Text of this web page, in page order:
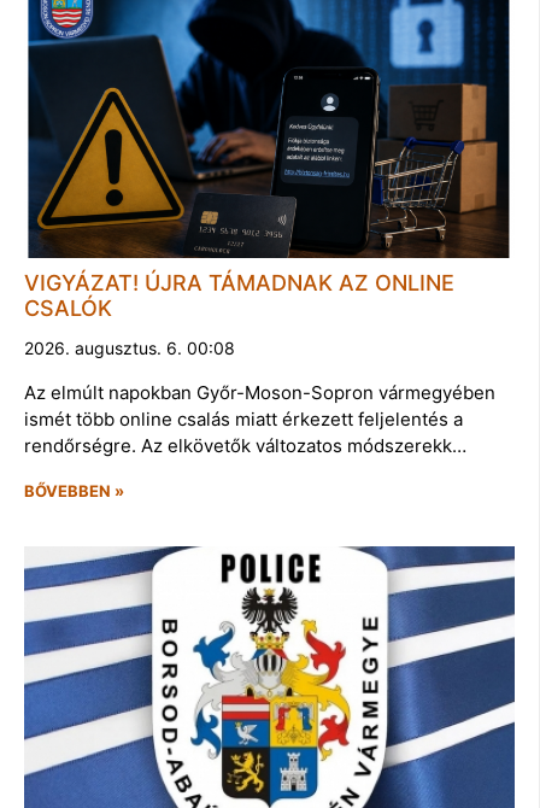
VIGYÁZAT! ÚJRA TÁMADNAK AZ ONLINE
CSALÓK
2026. augusztus. 6. 00:08
Az elmúlt napokban Győr-Moson-Sopron vármegyében
ismét több online csalás miatt érkezett feljelentés a
rendőrségre. Az elkövetők változatos módszerekk…
BŐVEBBEN »